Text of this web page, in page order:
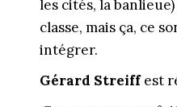
les cités, la
classe, mais ça, ce
intégrer.
Gérard Streiffest